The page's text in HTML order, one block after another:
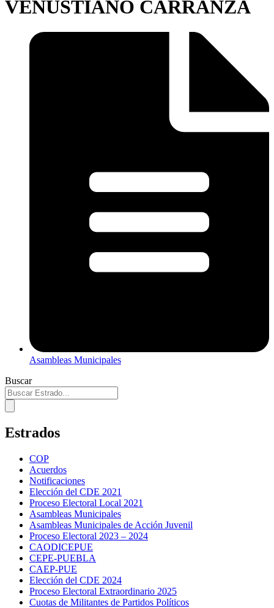
VENUSTIANO CARRANZA
Asambleas Municipales
Buscar
Estrados
COP
Acuerdos
Notificaciones
Elección del CDE 2021
Proceso Electoral Local 2021
Asambleas Municipales
Asambleas Municipales de Acción Juvenil
Proceso Electoral 2023 – 2024
CAODICEPUE
CEPE-PUEBLA
CAEP-PUE
Elección del CDE 2024
Proceso Electoral Extraordinario 2025
Cuotas de Militantes de Partidos Políticos